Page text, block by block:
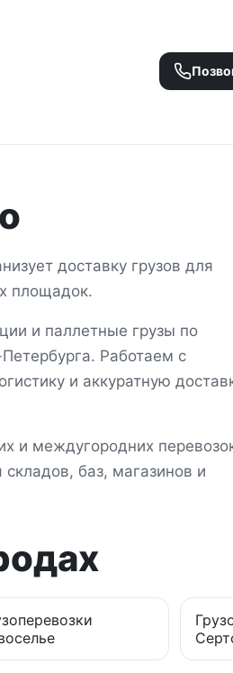
доставку грузов для
площадок.
и паллетные грузы по
. Работаем с
и аккуратную
и междугородних
баз, магазинов и